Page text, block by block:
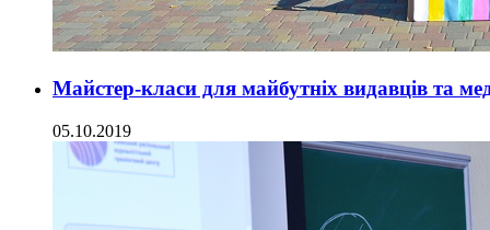
Майстер-класи для майбутніх видавців та
05.10.2019